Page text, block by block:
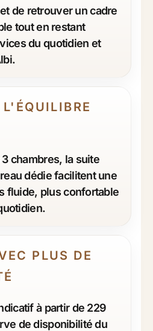
de retrouver un cadre
tout en restant
du quotidien et
L'ÉQUILIBRE
chambres, la suite
dédie facilitent une
fluide, plus confortable
PLUS DE
à partir de 229
de disponibilité du